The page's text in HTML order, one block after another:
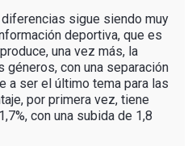
sigue siendo muy
deportiva, que es
una vez más, la
géneros, con una separación
a ser el último tema para las
por primera vez, tiene
con una subida de 1,8